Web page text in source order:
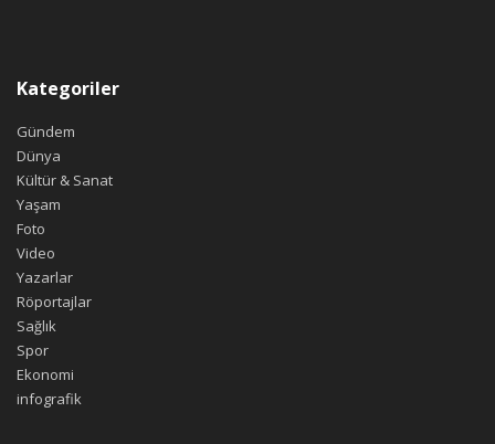
Kategoriler
Gündem
Dünya
Kültür & Sanat
Yaşam
Foto
Video
Yazarlar
Röportajlar
Sağlık
Spor
Ekonomi
infografik